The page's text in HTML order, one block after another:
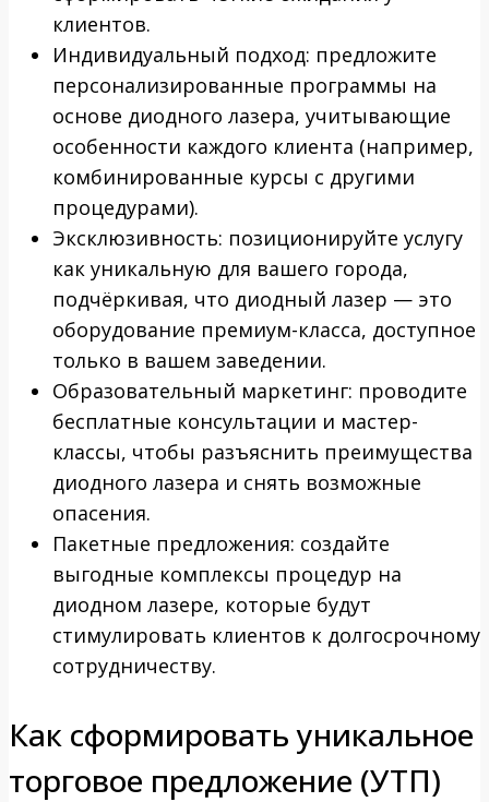
клиентов.
Индивидуальный подход: предложите
персонализированные программы на
основе диодного лазера, учитывающие
особенности каждого клиента (например,
комбинированные курсы с другими
процедурами).
Эксклюзивность: позиционируйте услугу
как уникальную для вашего города,
подчёркивая, что диодный лазер — это
оборудование премиум-класса, доступное
только в вашем заведении.
Образовательный маркетинг: проводите
бесплатные консультации и мастер-
классы, чтобы разъяснить преимущества
диодного лазера и снять возможные
опасения.
Пакетные предложения: создайте
выгодные комплексы процедур на
диодном лазере, которые будут
стимулировать клиентов к долгосрочному
сотрудничеству.
Как сформировать уникальное
торговое предложение (УТП)